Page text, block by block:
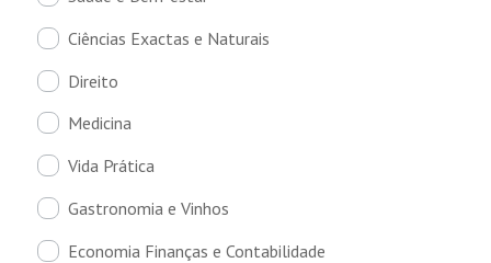
Ciências Exactas e Naturais
Direito
Medicina
Vida Prática
Gastronomia e Vinhos
Economia Finanças e Contabilidade